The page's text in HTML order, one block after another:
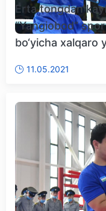
Erta tongdan
“Yangiobod”
bo‘yicha xalqaro
11.05.2021